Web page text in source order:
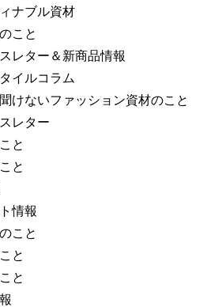
ナブル資材
こと
レター＆新商品情報
イルコラム
けないファッション資材のこと
レター
と
と
情報
こと
と
と